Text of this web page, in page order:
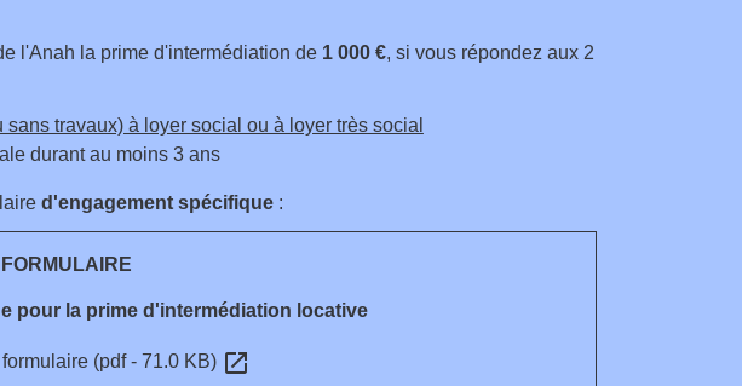
l'Anah la prime d'intermédiation de 1 000 €, si vous répondez aux 2
travaux) à loyer social ou à loyer très social
durant au moins 3 ans
d'engagement spécifique:
FORMULAIRE
pour la prime d'intermédiation locative
(pdf - 71.0 KB) open_in_new